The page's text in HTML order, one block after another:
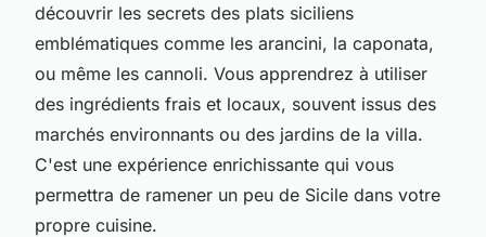
découvrir les secrets des plats siciliens
emblématiques comme les arancini, la caponata,
ou même les cannoli. Vous apprendrez à utiliser
des ingrédients frais et locaux, souvent issus des
marchés environnants ou des jardins de la villa.
C'est une expérience enrichissante qui vous
permettra de ramener un peu de Sicile dans votre
propre cuisine.